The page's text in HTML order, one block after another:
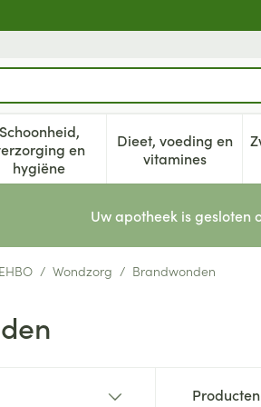
Schoonheid,
en
hygiëne
Toon submenu voor
Dieet, voeding en
vitamines
Toon
Uw apotheek is
/ Wondzorg / Brandwonden
Producten